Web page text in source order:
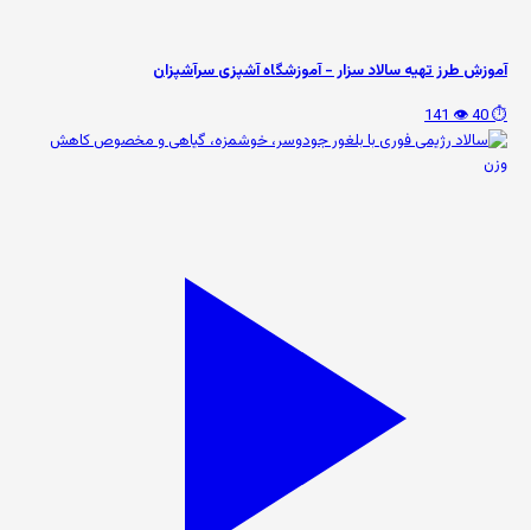
آموزش طرز تهیه سالاد سزار - آموزشگاه آشپزی سرآشپزان
⏱️ 40
👁️ 141